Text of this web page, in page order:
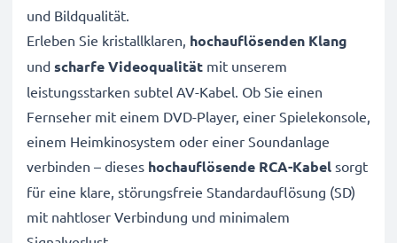
und Bildqualität.
Erleben Sie kristallklaren, hochauflösenden Klang
und scharfe Videoqualität mit unserem
leistungsstarken subtel AV-Kabel. Ob Sie einen
Fernseher mit einem DVD-Player, einer Spielekonsole,
einem Heimkinosystem oder einer Soundanlage
verbinden – dieses hochauflösende RCA-Kabel sorgt
für eine klare, störungsfreie Standardauflösung (SD)
mit nahtloser Verbindung und minimalem